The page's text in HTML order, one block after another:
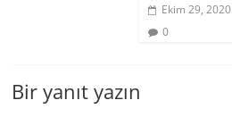
Ekim 29, 2020
0
Bir yanıt yazın